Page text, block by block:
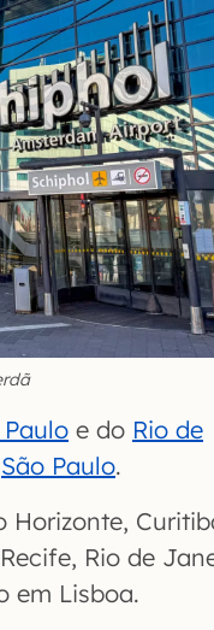
e do Rio de
São Paulo.
Horizonte,
Rio de
em Lisboa.